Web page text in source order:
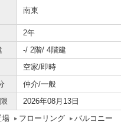
南東
2年
-/ 2階/ 4階建
空家/即時
仲介/一般
2026年08月13日
場 フローリング
バルコニー